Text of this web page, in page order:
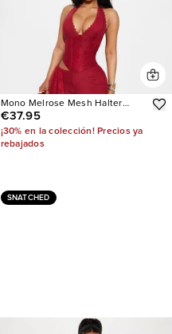
Mono Melrose Mesh Halter
Corset
€37.95
¡30% en la colección! Precios ya
rebajados
SNATCHED